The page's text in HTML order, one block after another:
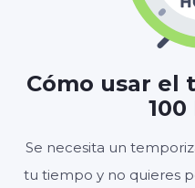
Cómo usar el
100
Se necesita un
tu tiempo y no quieres
100
HORAS
:
Inicio